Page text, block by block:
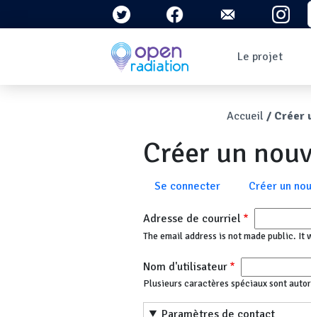
Aller au contenu principal
Le projet
Qu'est-ce que la
Lettres
Fil
Accueil Créer
Créer un
Onglets
Se connecter Créer un
Adresse de courriel
The email address is not made public.
Nom d'utilisateur
Plusieurs caractères spéciaux sont
Paramètres de contact